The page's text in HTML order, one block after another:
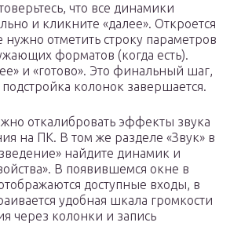
что все динамики
и кликните «далее». Откроется
нужно отметить строку параметров
форматов (когда есть).
и «готово». Это финальный шаг,
колонок завершается.
откалибровать эффекты звука
на ПК. В том же разделе «Звук» в
найдите динамик и
В появившемся окне в
доступные входы, в
удобная шкала громкости
через колонки и запись